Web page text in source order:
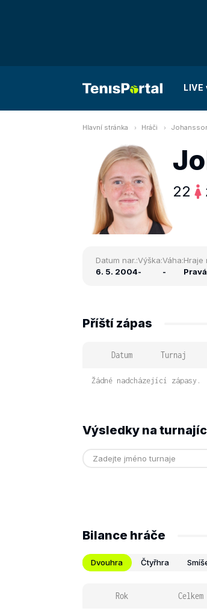
Hlavní stránka Hráči
22
Datum nar.:
6. 5. 2004
Výška:
-
Váha:
-
Hraje
Pravá
Příští zápas
Datum Turnaj
Žádné nadcházející zápasy.
Výsledky na
Bilance hráče
Dvouhra Čtyřhra
Rok Celkem